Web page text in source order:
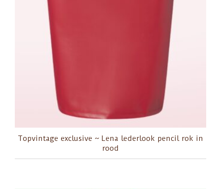
Topvintage exclusive ~ Lena lederlook pencil rok in
rood